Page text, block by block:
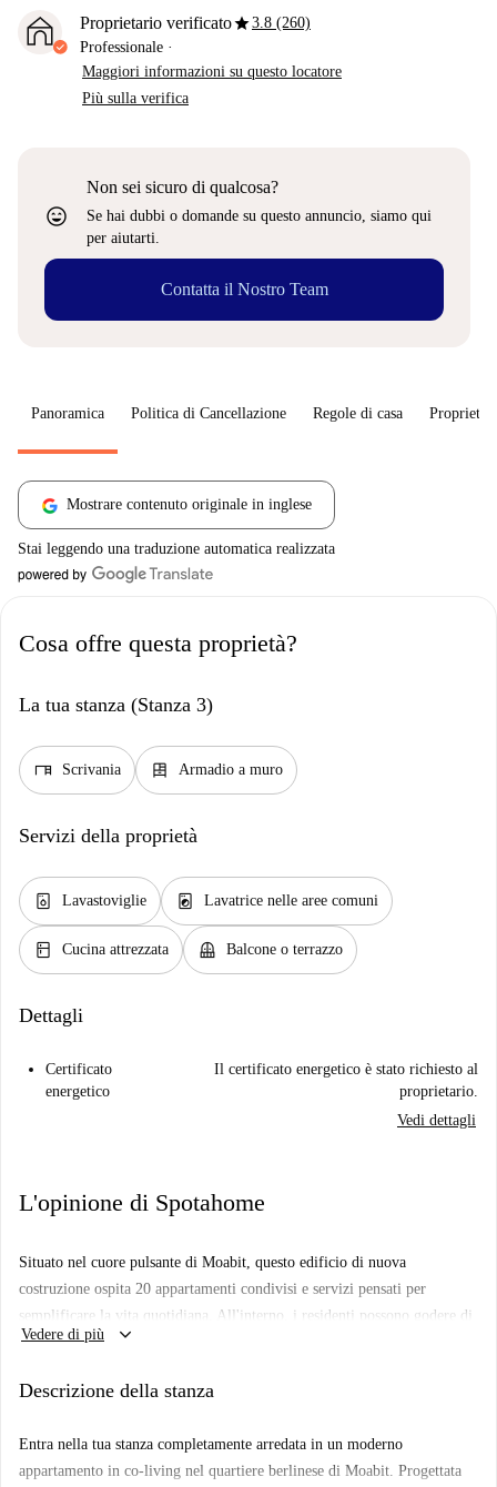
Proprietario verificatostar3.8 (260)
Professionale ·
Maggiori informazioni su questo locatore
Più sulla verifica
sentiment_very_satisfied
Non sei sicuro di qualcosa?
Se hai dubbi o domande su questo annuncio, siamo qui
per aiutarti.
Contatta il Nostro Team
Panoramica Politica di Cancellazione Regole di casa
Mostrare contenuto originale in inglese
Stai leggendo una traduzione automatica realizzata
Cosa offre questa proprietà?
La tua stanza (Stanza 3)
desk Scrivania dresser Armadio a muro
Servizi della proprietà
dishwasher_gen Lavastoviglie local_laundry_service Lavatrice nelle aree comuni
kitchen Cucina attrezzata balcony Balcone o terrazzo
Dettagli
Certificato
energetico
Il certificato energetico è stato richiesto al
proprietario.
Vedi dettagli
L'opinione di Spotahome
Situato nel cuore pulsante di Moabit, questo edificio di nuova
costruzione ospita 20 appartamenti condivisi e servizi pensati per
semplificare la vita quotidiana. All'interno, i residenti possono godere di
un tranquillo cortile, una lavanderia per una maggiore comodità e un
siate nuovi a Berlino o semplicemente alla ricerca di un miglioramento
stazione della metropolitana Turmstraße (U9) è a pochi passi, offrendo
un rapido accesso ai principali quartieri di Berlino. Supermercati come
Vedere di più keyboard_arrow_down
Descrizione della stanza
Entra nella tua stanza completamente arredata in un moderno
appartamento in co-living nel quartiere berlinese di Moabit. Progettata